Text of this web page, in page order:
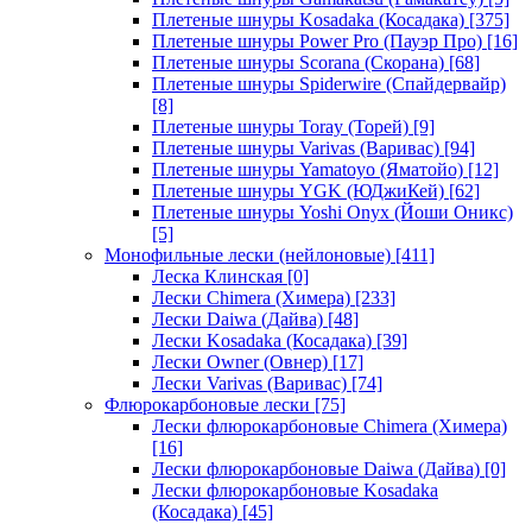
Плетеные шнуры Kosadaka (Косадака) [375]
Плетеные шнуры Power Pro (Пауэр Про) [16]
Плетеные шнуры Scorana (Скорана) [68]
Плетеные шнуры Spiderwire (Спайдервайр)
[8]
Плетеные шнуры Toray (Торей) [9]
Плетеные шнуры Varivas (Варивас) [94]
Плетеные шнуры Yamatoyo (Яматойо) [12]
Плетеные шнуры YGK (ЮДжиКей) [62]
Плетеные шнуры Yoshi Onyx (Йоши Оникс)
[5]
Монофильные лески (нейлоновые) [411]
Леска Клинская [0]
Лески Chimera (Химера) [233]
Лески Daiwa (Дайва) [48]
Лески Kosadaka (Косадака) [39]
Лески Owner (Овнер) [17]
Лески Varivas (Варивас) [74]
Флюрокарбоновые лески [75]
Лески флюрокарбоновые Chimera (Химера)
[16]
Лески флюрокарбоновые Daiwa (Дайва) [0]
Лески флюрокарбоновые Kosadaka
(Косадака) [45]